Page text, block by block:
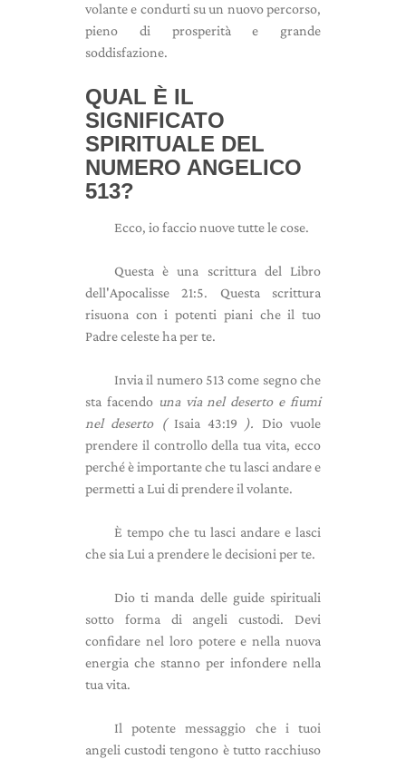
volante e condurti su un nuovo percorso,
pieno di prosperità e grande
soddisfazione.
QUAL È IL
SIGNIFICATO
SPIRITUALE DEL
NUMERO ANGELICO
513?
Ecco, io faccio nuove tutte le cose.
Questa è una scrittura del Libro
dell'Apocalisse 21:5. Questa scrittura
risuona con i potenti piani che il tuo
Padre celeste ha per te.
Invia il numero 513 come segno che
sta facendo una via nel deserto e fiumi
nel deserto (Isaia 43:19 ). Dio vuole
prendere il controllo della tua vita, ecco
perché è importante che tu lasci andare e
permetti a Lui di prendere il volante.
È tempo che tu lasci andare e lasci
che sia Lui a prendere le decisioni per te.
Dio ti manda delle guide spirituali
sotto forma di angeli custodi. Devi
confidare nel loro potere e nella nuova
energia che stanno per infondere nella
tua vita.
Il potente messaggio che i tuoi
angeli custodi tengono è tutto racchiuso